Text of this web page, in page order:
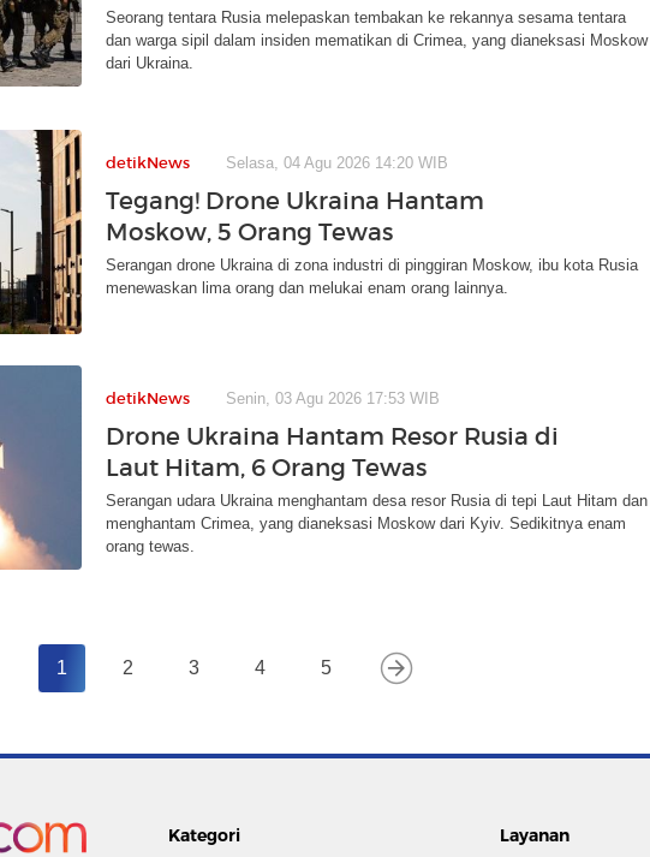
Seorang tentara Rusia melepaskan tembakan ke rekannya sesama tentara
dan warga sipil dalam insiden mematikan di Crimea, yang dianeksasi Moskow
dari Ukraina.
detikNews Selasa, 04 Agu 2026 14:20 WIB
Tegang! Drone Ukraina Hantam
Moskow, 5 Orang Tewas
Serangan drone Ukraina di zona industri di pinggiran Moskow, ibu kota Rusia
menewaskan lima orang dan melukai enam orang lainnya.
detikNews Senin, 03 Agu 2026 17:53 WIB
Drone Ukraina Hantam Resor Rusia di
Laut Hitam, 6 Orang Tewas
Serangan udara Ukraina menghantam desa resor Rusia di tepi Laut Hitam dan
menghantam Crimea, yang dianeksasi Moskow dari Kyiv. Sedikitnya enam
orang tewas.
1 2 3 4 5
Kategori Layanan